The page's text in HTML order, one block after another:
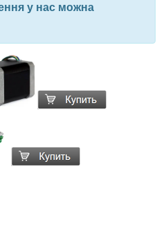
у нас можна